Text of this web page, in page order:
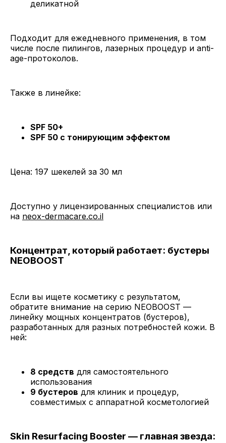
деликатной
Подходит для ежедневного применения, в том
числе после пилингов, лазерных процедур и anti-
age-протоколов.
Также в линейке:
SPF 50+
SPF 50 с тонирующим эффектом
Цена: 197 шекелей за 30 мл
Доступно у лицензированных специалистов или
на neox-dermacare.co.il
Концентрат, который работает: бустеры
NEOBOOST
Если вы ищете косметику с результатом,
обратите внимание на серию NEOBOOST —
линейку мощных концентратов (бустеров),
разработанных для разных потребностей кожи. В
ней:
8 средств для самостоятельного
использования
9 бустеров для клиник и процедур,
совместимых с аппаратной косметологией
Skin Resurfacing Booster — главная звезда: